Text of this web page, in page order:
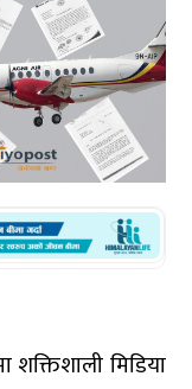
शक्तिशाली मिडिया